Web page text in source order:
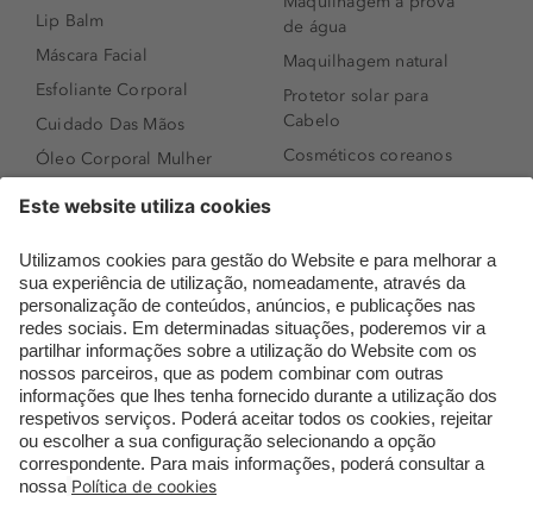
Lip Balm
Máscara Facial
Esfoliante Corporal
Cuidado Das Mãos
Óleo Corporal Mulher
Sérum de Rosto
Body mist & Spray
corporal
Produtos para Cabelo
Homem
Espuma de Limpeza
Facial
Dermocosmética
de água
Maquilhagem natural
Protetor solar para
Cabelo
Cosméticos coreanos
Perfumes árabes
Novidades
Melhores Perfumes
Femininos
TOP 10: Perfumes
Masculinos
Pestanas Postiças
Creme Rosto Homem